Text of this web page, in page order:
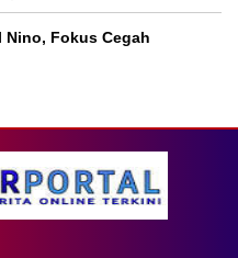
Nino, Fokus Cegah